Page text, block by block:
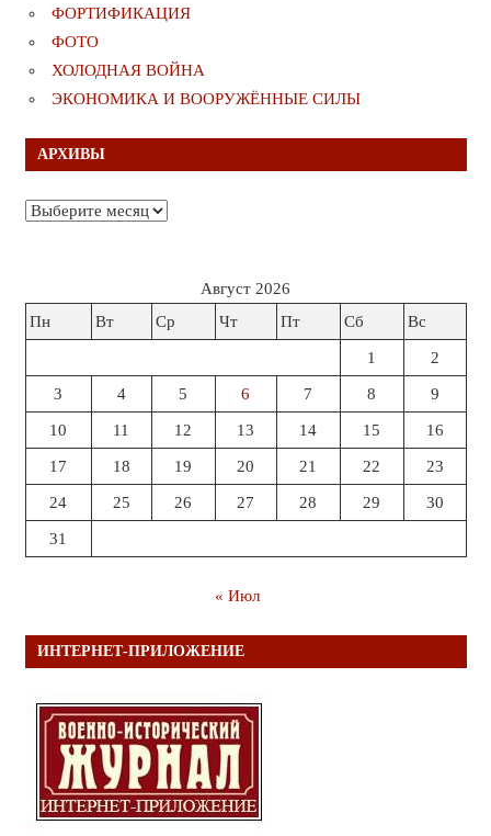
ФОРТИФИКАЦИЯ
ФОТО
ХОЛОДНАЯ ВОЙНА
ЭКОНОМИКА И ВООРУЖЁННЫЕ СИЛЫ
АРХИВЫ
Архивы
Август 2026
Пн
Вт Ср Чт Пт Сб Вс
1 2
3 4 5 6 7 8 9
10 11 12 13 14 15 16
17 18 19 20 21 22 23
24 25 26 27 28 29 30
31
« Июл
ИНТЕРНЕТ-ПРИЛОЖЕНИЕ